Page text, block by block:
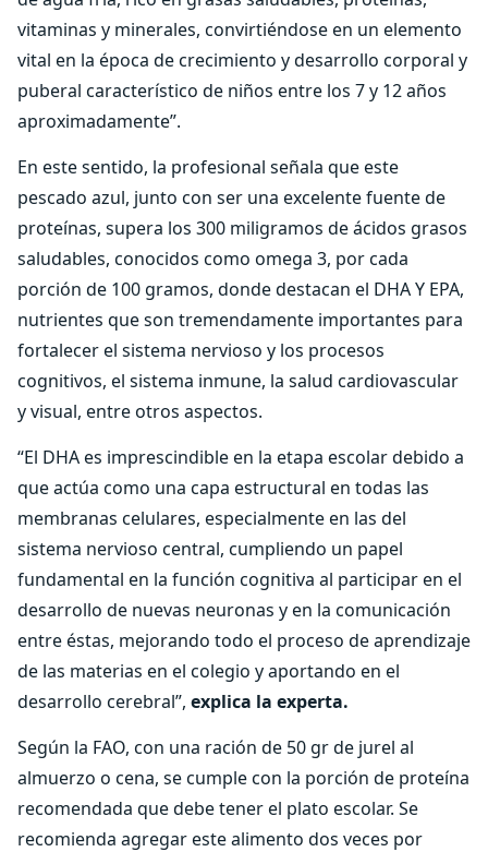
vitaminas y minerales, convirtiéndose en un elemento
vital en la época de crecimiento y desarrollo corporal y
puberal característico de niños entre los 7 y 12 años
aproximadamente”.
En este sentido, la profesional señala que este
pescado azul, junto con ser una excelente fuente de
proteínas, supera los 300 miligramos de ácidos grasos
saludables, conocidos como omega 3, por cada
porción de 100 gramos, donde destacan el DHA Y EPA,
nutrientes que son tremendamente importantes para
fortalecer el sistema nervioso y los procesos
cognitivos, el sistema inmune, la salud cardiovascular
y visual, entre otros aspectos.
“El DHA es imprescindible en la etapa escolar debido a
que actúa como una capa estructural en todas las
membranas celulares, especialmente en las del
sistema nervioso central, cumpliendo un papel
fundamental en la función cognitiva al participar en el
desarrollo de nuevas neuronas y en la comunicación
entre éstas, mejorando todo el proceso de aprendizaje
de las materias en el colegio y aportando en el
desarrollo cerebral”, explica la experta.
Según la FAO, con una ración de 50 gr de jurel al
almuerzo o cena, se cumple con la porción de proteína
recomendada que debe tener el plato escolar. Se
recomienda agregar este alimento dos veces por